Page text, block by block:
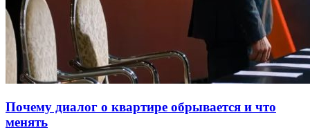
Почему диалог о квартире обрывается и что
менять